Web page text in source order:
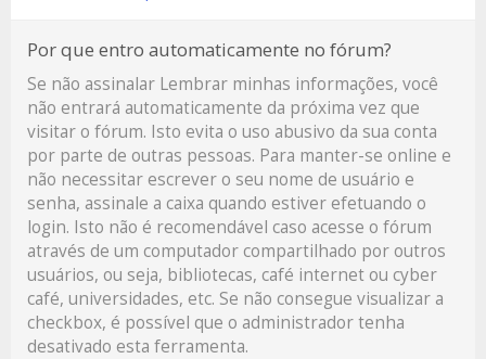
Por que entro automaticamente no fórum?
Se não assinalar Lembrar minhas informações, você
não entrará automaticamente da próxima vez que
visitar o fórum. Isto evita o uso abusivo da sua conta
por parte de outras pessoas. Para manter-se online e
não necessitar escrever o seu nome de usuário e
senha, assinale a caixa quando estiver efetuando o
login. Isto não é recomendável caso acesse o fórum
através de um computador compartilhado por outros
usuários, ou seja, bibliotecas, café internet ou cyber
café, universidades, etc. Se não consegue visualizar a
checkbox, é possível que o administrador tenha
desativado esta ferramenta.